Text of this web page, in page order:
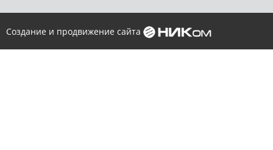
Создание и продвижение сайта